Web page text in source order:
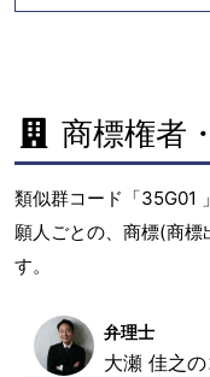
商標権者
類似群コード「35G01
願人ごとの、商標(商
す。
弁理士
大瀬 佳之の